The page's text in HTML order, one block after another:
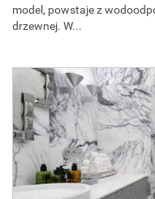
model, powstaje z
drzewnej. W...